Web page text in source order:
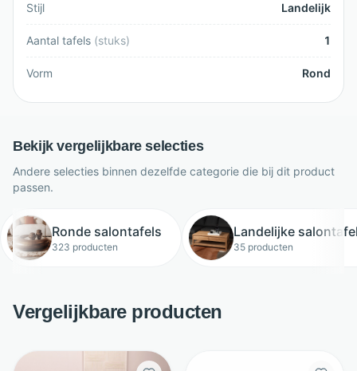
Stijl Landelijk
Aantal tafels (stuks) 1
Vorm Rond
Bekijk vergelijkbare selecties
Andere selecties binnen dezelfde categorie die bij dit product
passen.
Ronde salontafels
323 producten
Landelijke
35 producten
Vergelijkbare producten